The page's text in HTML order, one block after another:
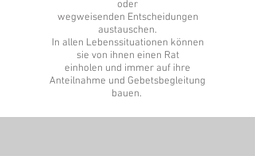
oder
wegweisenden Entscheidungen
austauschen.
In allen Lebenssituationen können
sie von ihnen einen Rat
einholen und immer auf ihre
Anteilnahme und Gebetsbegleitung
bauen.